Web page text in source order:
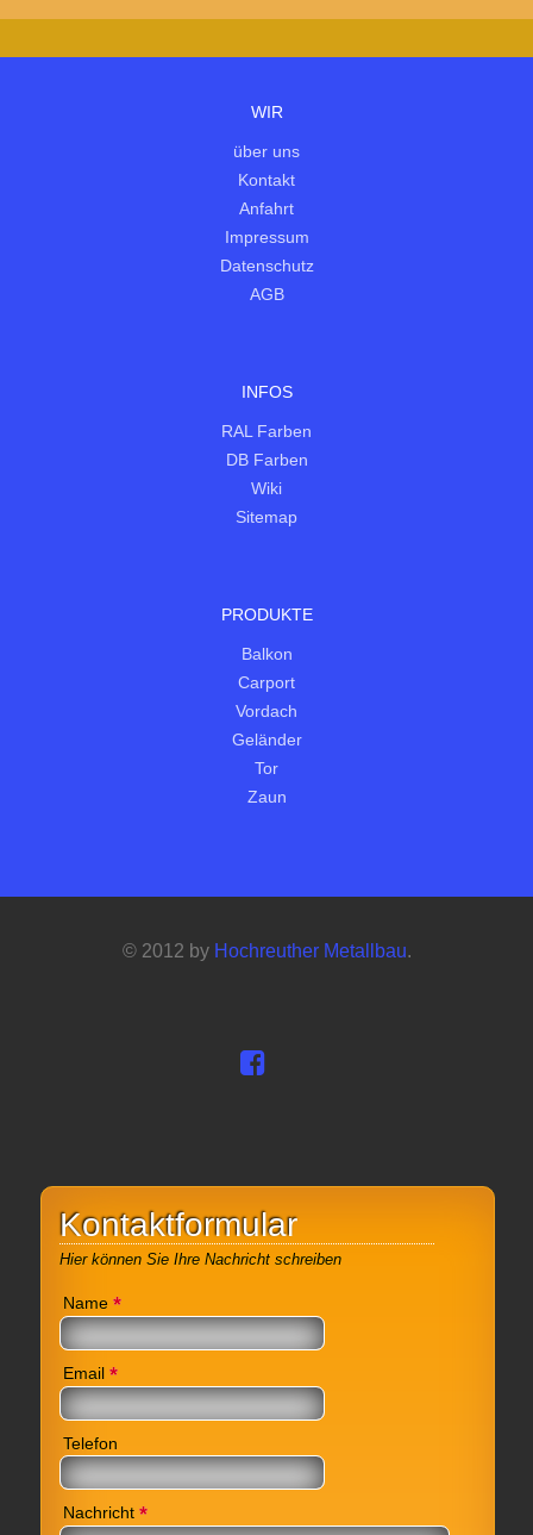
WIR
über uns
Kontakt
Anfahrt
Impressum
Datenschutz
AGB
INFOS
RAL Farben
DB Farben
Wiki
Sitemap
PRODUKTE
Balkon
Carport
Vordach
Geländer
Tor
Zaun
© 2012 by Hochreuther Metallbau.
Kontaktformular
Hier können Sie Ihre Nachricht schreiben
Name *
Email *
Telefon
Nachricht *